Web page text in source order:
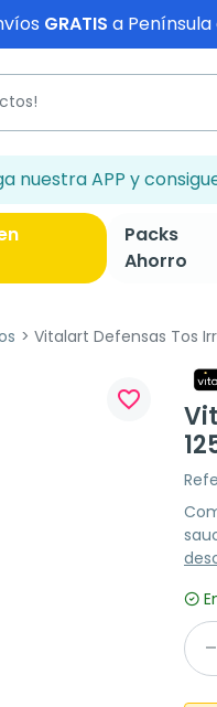
GRATIS a
nuestra APP y
Packs
Ahorro
Vitalart Defensas Tos
favorite_border